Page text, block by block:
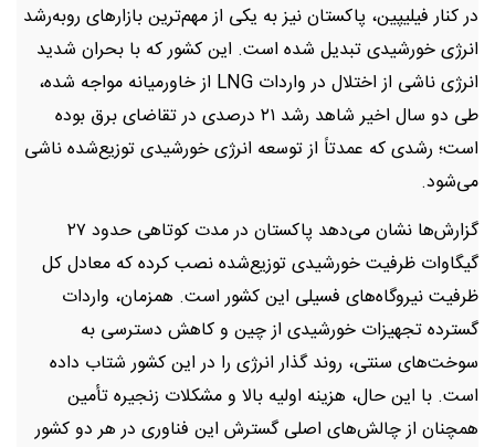
در کنار فیلیپین، پاکستان نیز به یکی از مهم‌ترین بازارهای رو‌به‌رشد
انرژی خورشیدی تبدیل شده است. این کشور که با بحران شدید
انرژی ناشی از اختلال در واردات LNG از خاورمیانه مواجه شده،
طی دو سال اخیر شاهد رشد ۲۱ درصدی در تقاضای برق بوده
است؛ رشدی که عمدتاً از توسعه انرژی خورشیدی توزیع‌شده ناشی
می‌شود.
گزارش‌ها نشان می‌دهد پاکستان در مدت کوتاهی حدود ۲۷
گیگاوات ظرفیت خورشیدی توزیع‌شده نصب کرده که معادل کل
ظرفیت نیروگاه‌های فسیلی این کشور است. همزمان، واردات
گسترده تجهیزات خورشیدی از چین و کاهش دسترسی به
سوخت‌های سنتی، روند گذار انرژی را در این کشور شتاب داده
است. با این حال، هزینه اولیه بالا و مشکلات زنجیره تأمین
همچنان از چالش‌های اصلی گسترش این فناوری در هر دو کشور